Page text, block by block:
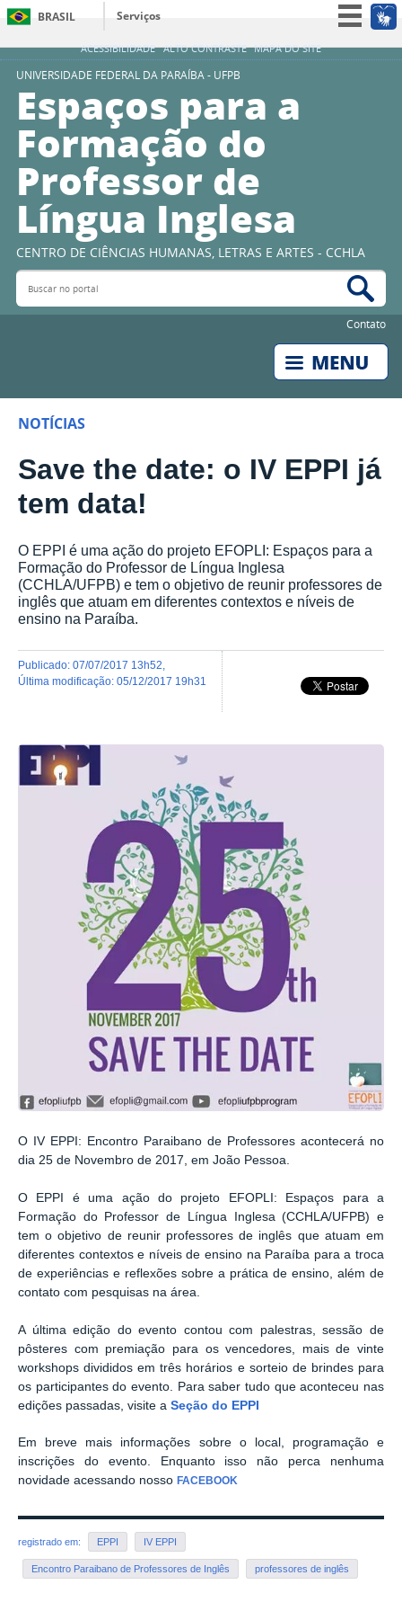
ACESSIBILIDADE ALTO CONTRASTE MAPA DO SITE
BRASIL
Serviços
Simplifique!
Acesso à informação
UNIVERSIDADE FEDERAL DA PARAÍBA - UFPB
Espaços para a
Formação do
Professor de
Língua Inglesa
CENTRO DE CIÊNCIAS HUMANAS, LETRAS E ARTES - CCHLA
Buscar no portal
Contato
NOTÍCIAS
Save the date: o IV EPPI já
tem data!
O EPPI é uma ação do projeto EFOPLI: Espaços para a
Formação do Professor de Língua Inglesa
(CCHLA/UFPB) e tem o objetivo de reunir professores de
inglês que atuam em diferentes contextos e níveis de
ensino na Paraíba.
publicado: 07/07/2017 13h52
última modificação: 05/12/2017 19h31
O IV EPPI: Encontro Paraibano de Professores acontecerá no
dia 25 de Novembro de 2017, em João Pessoa.
O EPPI éuma ação do projeto EFOPLI: Espaços para a
Formação do Professor de Língua Inglesa (CCHLA/UFPB) e
tem o objetivo de reunir professores de inglês que atuam em
diferentes contextos e níveis de ensino na Paraíba para a troca
de experiências e reflexões sobre a prática de ensino, além de
contato com pesquisas na área.
A última edição do evento contou com palestras, sessão de
pôsteres com premiação para os vencedores, mais de vinte
workshops divididos em três horários e sorteio de brindes para
os participantes do evento. Para saber tudo que aconteceu nas
edições passadas, visite a Seção do EPPI
Em breve mais informações sobre o local, programação e
inscrições do evento. Enquanto isso não perca nenhuma
novidade acessando nosso FACEBOOK
registrado em: EPPI IV EPPI
Encontro Paraibano de Professores de Inglês professores de inglês